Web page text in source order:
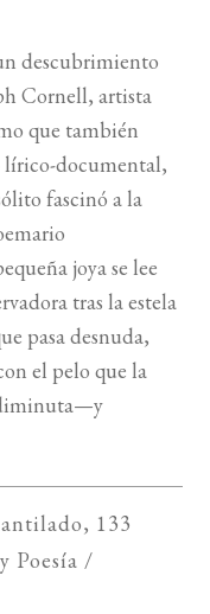
descubrimiento
Cornell, artista
que también
documental,
fascinó a la
joya se lee
tras la estela
pasa desnuda,
el pelo que la
, 133
y Poesía /